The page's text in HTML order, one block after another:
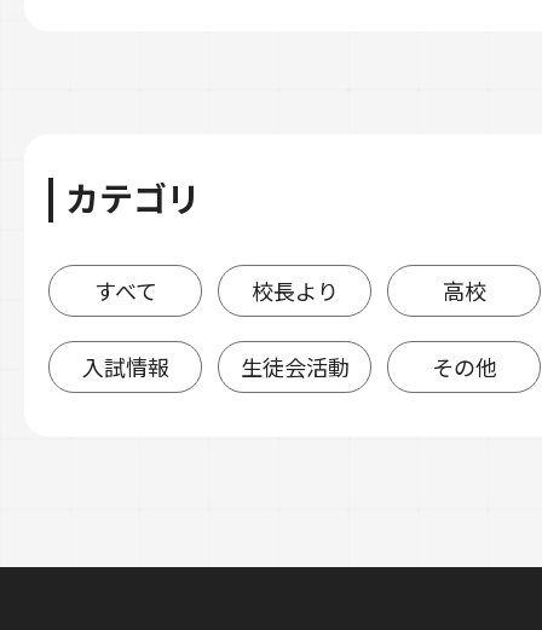
カテゴリ
すべて 校長より 高校
入試情報 生徒会活動 その他